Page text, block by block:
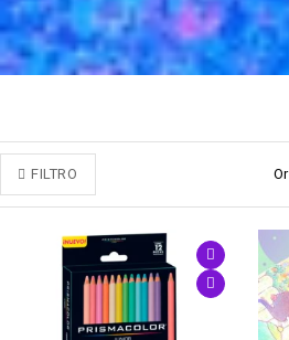
FILTRO